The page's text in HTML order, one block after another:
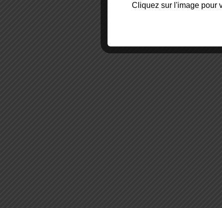
Cliquez sur l'image pour